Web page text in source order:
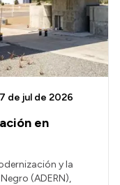
en
de jul de 2026
y la
(ADERN),